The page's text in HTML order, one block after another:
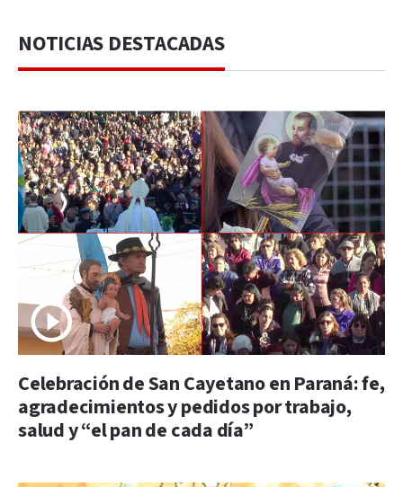
NOTICIAS DESTACADAS
Celebración de San Cayetano en Paraná: fe,
agradecimientos y pedidos por trabajo,
salud y “el pan de cada día”